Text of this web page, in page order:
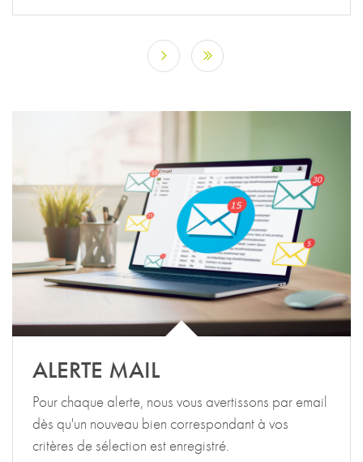
ALERTE MAIL
Pour chaque alerte, nous vous avertissons par email
dès qu'un nouveau bien correspondant à vos
critères de sélection est enregistré.